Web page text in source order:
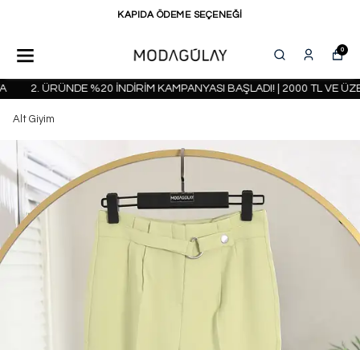
KAPIDA ÖDEME SEÇENEĞİ
0
2. ÜRÜNDE %20 İNDİRİM KAMPANYASI BAŞLADI! | 2000 TL VE
Alt Giyim